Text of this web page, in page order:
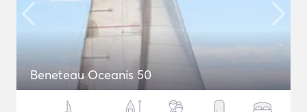
Beneteau Oceanis 50